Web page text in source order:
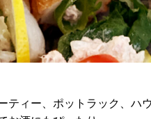
ィー、ポットラック、ハ